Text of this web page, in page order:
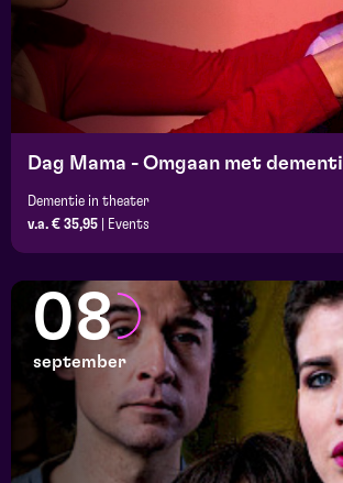
Dag Mama - Omgaan met
Dementie in theater
v.a. € 35,95
Events
08
september